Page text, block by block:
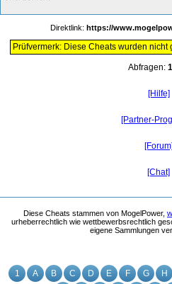
1 A B C D E F G H
Direktlink: https://
Prüfvermerk: Diese Cheats wurden
Abfragen:
[Hilfe]
[Partner-
[Forum]
[Chat]
Diese Cheats stammen von MogelPower,
urheberrechtlich wie wettbewerbsrechtlich
eigene Sammlungen